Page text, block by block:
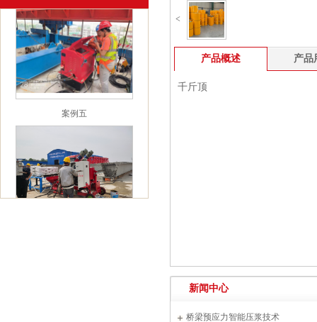
案例五
<
产品概述 产品
千斤顶
新闻中心
桥梁预应力智能压浆技术